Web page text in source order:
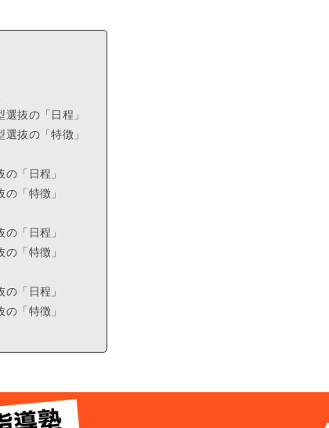
抜の「日程」
抜の「特徴」
「日程」
「特徴」
「日程」
「特徴」
「日程」
「特徴」